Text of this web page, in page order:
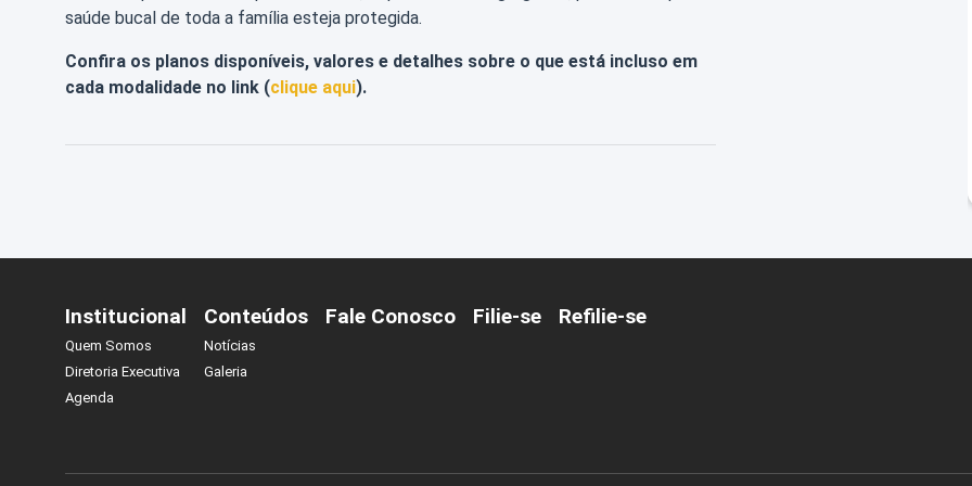
saúde bucal de toda a família esteja protegida.
Confira os planos disponíveis, valores e detalhes sobre o que está incluso em
cada modalidade no link (clique aqui).
Institucional
Quem Somos
Diretoria Executiva
Agenda
Conteúdos
Notícias
Galeria
Fale Conosco Filie-se Refilie-se